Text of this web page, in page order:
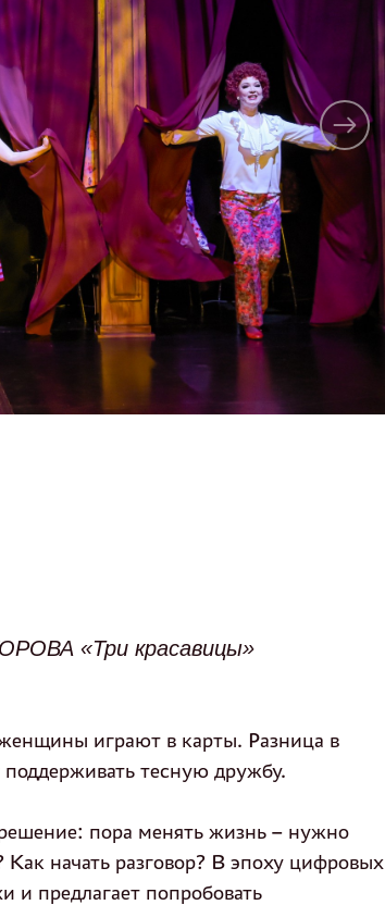
«Три красавицы»
играют в карты. Разница в
тесную дружбу.
пора менять жизнь – нужно
начать разговор? В эпоху цифровых
и предлагает попробовать